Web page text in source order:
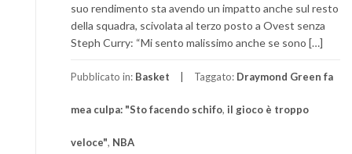
suo rendimento sta avendo un impatto anche sul resto
della squadra, scivolata al terzo posto a Ovest senza
Steph Curry: “Mi sento malissimo anche se sono […]
Pubblicato in: Basket Taggato: Draymond Green fa
mea culpa: "Sto facendo schifo, il gioco è troppo
veloce", NBA